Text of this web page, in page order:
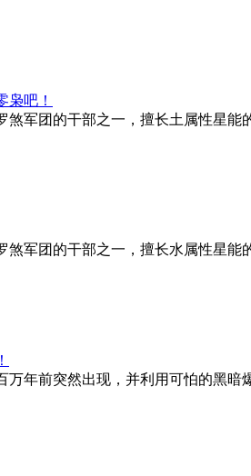
枭吧！
煞军团的干部之一，擅长土属性星
煞军团的干部之一，擅长水属性星
万年前突然出现，并利用可怕的黑